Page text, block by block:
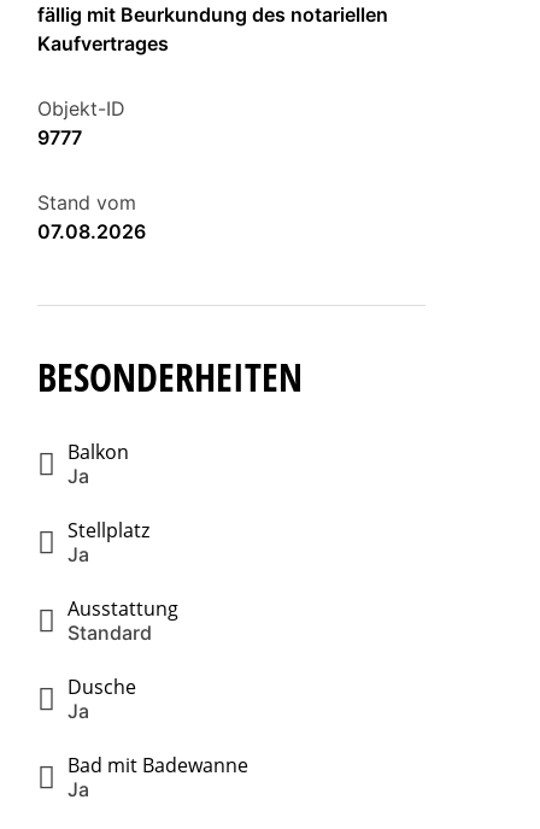
fällig mit Beurkundung des notariellen
Kaufvertrages
Objekt-ID
9777
Stand vom
07.08.2026
BESONDERHEITEN
Balkon
Ja
Stellplatz
Ja
Ausstattung
Standard
Dusche
Ja
Bad mit Badewanne
Ja